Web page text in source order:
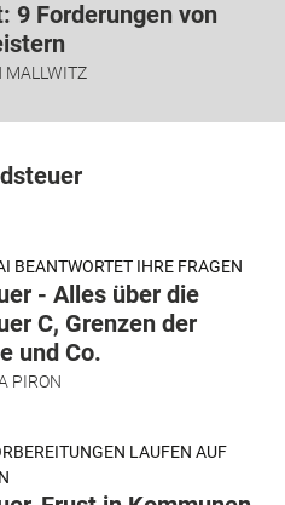
9 Forderungen von
MALLWITZ
BEANTWORTET IHRE FRAGEN
- Alles über die
C, Grenzen der
und Co.
PIRON
LAUFEN AUF